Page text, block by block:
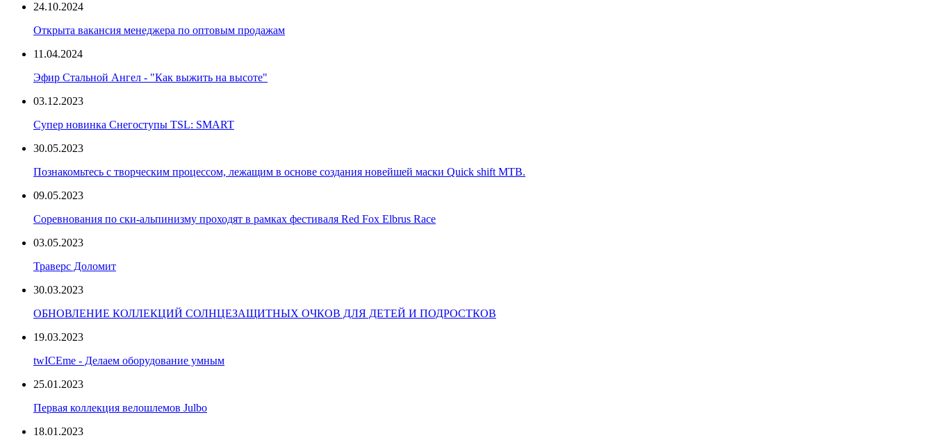
24.10.2024
Открыта вакансия менеджера по оптовым продажам
11.04.2024
Эфир Стальной Ангел - "Как выжить на высоте"
03.12.2023
Супер новинка Снегоступы TSL: SMART
30.05.2023
Познакомьтесь с творческим процессом, лежащим в основе создания новейшей маски Quick shift MTB.
09.05.2023
Соревнования по ски-альпинизму проходят в рамках фестиваля Red Fox Elbrus Race
03.05.2023
Траверс Доломит
30.03.2023
ОБНОВЛЕНИЕ КОЛЛЕКЦИЙ СОЛНЦЕЗАЩИТНЫХ ОЧКОВ ДЛЯ ДЕТЕЙ И ПОДРОСТКОВ
19.03.2023
twICEme - Делаем оборудование умным
25.01.2023
Первая коллекция велошлемов Julbo
18.01.2023